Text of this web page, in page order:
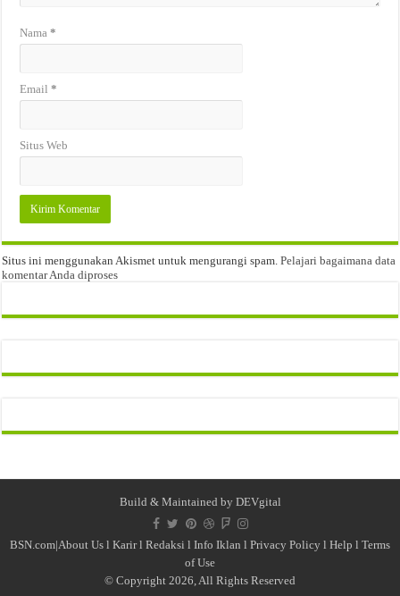
Nama*
Email*
Situs Web
Situs ini menggunakan Akismet untuk mengurangi spam.Pelajari bagaimana data
komentar Anda diproses
Build & Maintained by DEVgital
BSN.com|About Us l Karirl Redaksi l Info Iklan l Privacy Policy l Help l Terms
of Use
© Copyright 2026, All Rights Reserved